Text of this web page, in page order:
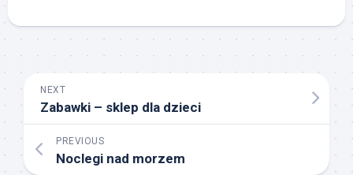
NEXT
Zabawki – sklep dla dzieci
PREVIOUS
Noclegi nad morzem